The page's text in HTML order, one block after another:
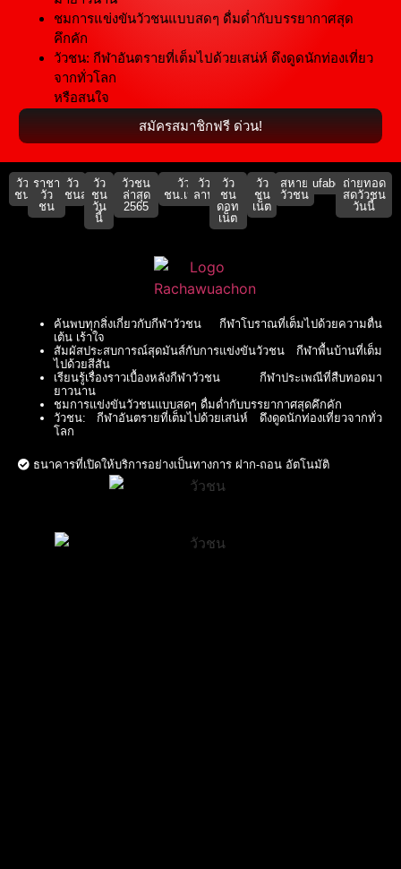
ชมการแข่งขันวัวชนแบบสดๆ ดื่มด่ำกับบรรยากาศสุด
คึกคัก
วัวชน: กีฬาอันตรายที่เต็มไปด้วยเสน่ห์ ดึงดูดนักท่องเที่ยว
จากทั่วโลก
หรือสนใจ
สมัครสมาชิกฟรี ด่วน!
วัว
ชน
ราชา
วัว
ชน
วัว
ชนสด
วัว
ชน
วัน
นี้
วัวชน
ล่าสุด
2565
วัว
ชน.เน็ต
วัว
ลาน
วัว
ชน
ดอท
เน็ต
วัว
ชน
เน็ต
สหาย
วัวชน
ufabet911ถ่ายทอด
สดวัวชน
วันนี้
ค้นพบทุกสิ่งเกี่ยวกับกีฬาวัวชน กีฬาโบราณที่เต็มไปด้วยความตื่น
เต้น เร้าใจ
สัมผัสประสบการณ์สุดมันส์กับการแข่งขันวัวชน กีฬาพื้นบ้านที่เต็ม
ไปด้วยสีสัน
เรียนรู้เรื่องราวเบื้องหลังกีฬาวัวชน กีฬาประเพณีที่สืบทอดมา
ยาวนาน
ชมการแข่งขันวัวชนแบบสดๆ ดื่มด่ำกับบรรยากาศสุดคึกคัก
วัวชน: กีฬาอันตรายที่เต็มไปด้วยเสน่ห์ ดึงดูดนักท่องเที่ยวจากทั่ว
โลก
ธนาคารที่เปิดให้บริการอย่างเป็นทางการ ฝาก-ถอน อัตโนมัติ